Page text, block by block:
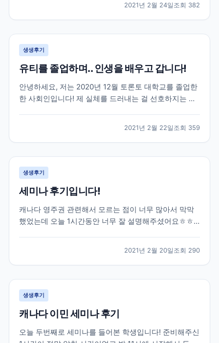
요. 캐나다에 있는 여러 학교들과 학과들중에 저에게 맞
는 학교를 추천해주시고 그후로 필요한게 무엇인지 언제
까...
2021년 2월 24일조회 382
생생후기
유티를 졸업하며.. 인생을 배우고 갑니다!
안녕하세요, 저는 2020년 12월 토론토 대학교를 졸업한
한 사회인입니다! 제 실체를 드러내는 걸 선호하지는 않
권태원 실장님의 도움을 받아 토론토 대학교에 진학을
하게 되었습니다. 대학 진학 문제로 고민이 많았...
2021년 2월 22일조회 359
생생후기
세미나 후기입니다!
캐나다 영주권 관련해서 모르는 점이 너무 많아서 막막
했었는데 오늘 1시간동안 너무 잘 설명해주셨어요ㅎㅎ
2021년 2월 20일조회 290
생생후기
캐나다 이민 세미나 후기
오늘 두번째로 세미나를 들어본 학생입니다! 준비해주신